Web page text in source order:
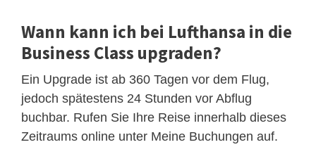
Wann kann ich bei Lufthansa in die
Business Class upgraden?
Ein Upgrade ist ab 360 Tagen vor dem Flug,
jedoch spätestens 24 Stunden vor Abflug
buchbar. Rufen Sie Ihre Reise innerhalb dieses
Zeitraums online unter Meine Buchungen auf.